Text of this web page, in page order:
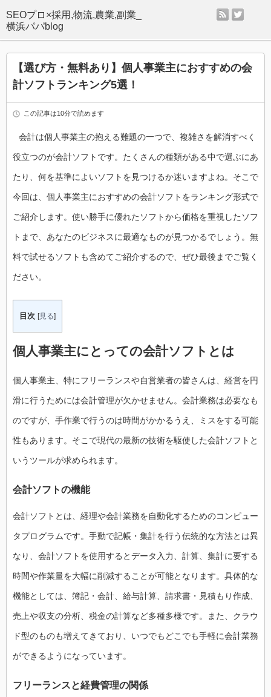
SEOプロ×採用,物流,農業,副業_
横浜パパblog
rss
【選び方・無料あり】個人事業主におすすめの会
計ソフトランキング5選！
この記事は10分で読めます
会計は個人事業主の抱える難題の一つで、複雑さを解消すべく
役立つのが会計ソフトです。たくさんの種類がある中で選ぶにあ
たり、何を基準によいソフトを見つけるか迷いますよね。そこで
今回は、個人事業主におすすめの会計ソフトをランキング形式で
ご紹介します。使い勝手に優れたソフトから価格を重視したソフ
トまで、あなたのビジネスに最適なものが見つかるでしょう。無
料で試せるソフトも含めてご紹介するので、ぜひ最後までご覧く
ださい。
目次 [見る]
個人事業主にとっての会計ソフトとは
個人事業主、特にフリーランスや自営業者の皆さんは、経営を円
滑に行うためには会計管理が欠かせません。会計業務は必要なも
のですが、手作業で行うのは時間がかかるうえ、ミスをする可能
性もあります。そこで現代の最新の技術を駆使した会計ソフトと
いうツールが求められます。
会計ソフトの機能
会計ソフトとは、経理や会計業務を自動化するためのコンピュー
タプログラムです。手動で記帳・集計を行う伝統的な方法とは異
なり、会計ソフトを使用するとデータ入力、計算、集計に要する
時間や作業量を大幅に削減することが可能となります。具体的な
機能としては、簿記・会計、給与計算、請求書・見積もり作成、
売上や収支の分析、税金の計算など多種多様です。また、クラウ
ド型のものも増えてきており、いつでもどこでも手軽に会計業務
ができるようになっています。
フリーランスと経費管理の関係